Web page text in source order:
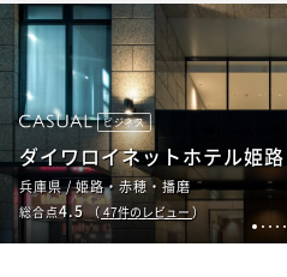
1 23 4 5
ビジネス
ダイワロイネットホテル姫路
兵庫県 / 姫路・赤穂・播磨
総合点4.5 （ 47件のレビュー）